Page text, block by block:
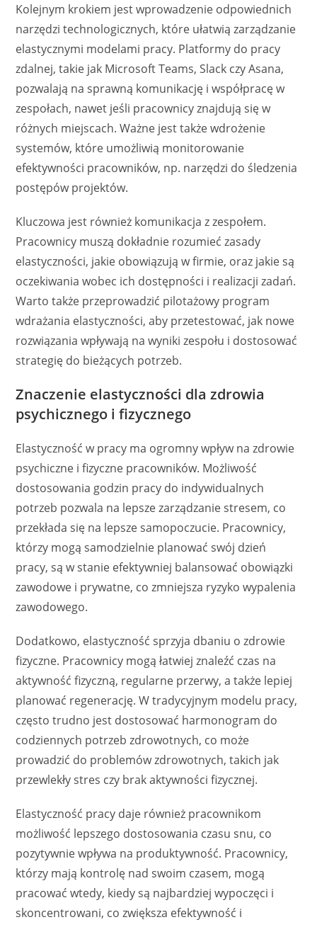
Kolejnym krokiem jest wprowadzenie odpowiednich
narzędzi technologicznych, które ułatwią zarządzanie
elastycznymi modelami pracy. Platformy do pracy
zdalnej, takie jak Microsoft Teams, Slack czy Asana,
pozwalają na sprawną komunikację i współpracę w
zespołach, nawet jeśli pracownicy znajdują się w
różnych miejscach. Ważne jest także wdrożenie
systemów, które umożliwią monitorowanie
efektywności pracowników, np. narzędzi do śledzenia
postępów projektów.
Kluczowa jest również komunikacja z zespołem.
Pracownicy muszą dokładnie rozumieć zasady
elastyczności, jakie obowiązują w firmie, oraz jakie są
oczekiwania wobec ich dostępności i realizacji zadań.
Warto także przeprowadzić pilotażowy program
wdrażania elastyczności, aby przetestować, jak nowe
rozwiązania wpływają na wyniki zespołu i dostosować
strategię do bieżących potrzeb.
Znaczenie elastyczności dla zdrowia
psychicznego i fizycznego
Elastyczność w pracy ma ogromny wpływ na zdrowie
psychiczne i fizyczne pracowników. Możliwość
dostosowania godzin pracy do indywidualnych
potrzeb pozwala na lepsze zarządzanie stresem, co
przekłada się na lepsze samopoczucie. Pracownicy,
którzy mogą samodzielnie planować swój dzień
pracy, są w stanie efektywniej balansować obowiązki
zawodowe i prywatne, co zmniejsza ryzyko wypalenia
zawodowego.
Dodatkowo, elastyczność sprzyja dbaniu o zdrowie
fizyczne. Pracownicy mogą łatwiej znaleźć czas na
aktywność fizyczną, regularne przerwy, a także lepiej
planować regenerację. W tradycyjnym modelu pracy,
często trudno jest dostosować harmonogram do
codziennych potrzeb zdrowotnych, co może
prowadzić do problemów zdrowotnych, takich jak
przewlekły stres czy brak aktywności fizycznej.
Elastyczność pracy daje również pracownikom
możliwość lepszego dostosowania czasu snu, co
pozytywnie wpływa na produktywność. Pracownicy,
którzy mają kontrolę nad swoim czasem, mogą
pracować wtedy, kiedy są najbardziej wypoczęci i
skoncentrowani, co zwiększa efektywność i